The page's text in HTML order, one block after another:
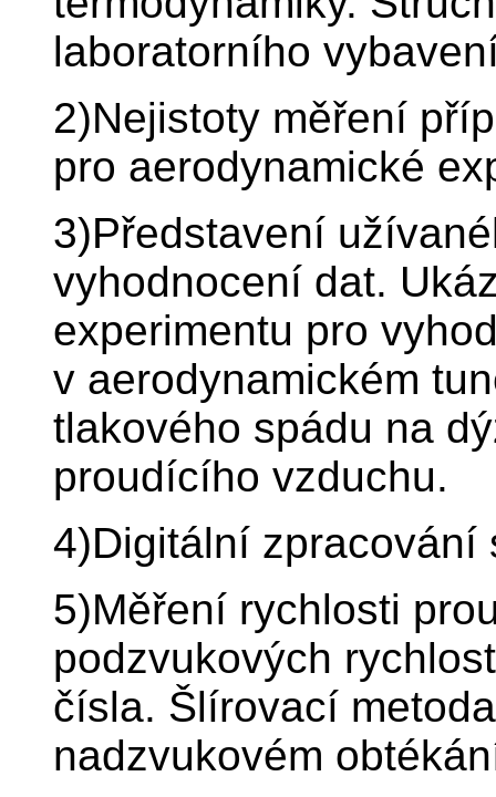
laboratorního
2)Nejistoty měření
pro aerodynamické
3)Představení
vyhodnocení dat.
experimentu pro
v aerodynamickém
tlakového spádu na
proudícího vzduchu.
4)Digitální zpracování
5)Měření rychlosti
podzvukových
čísla. Šlírovací
nadzvukovém